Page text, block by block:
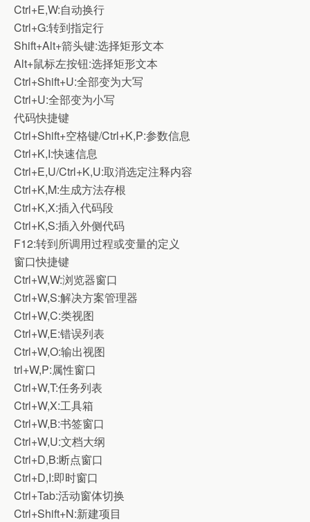
Ctrl+E,W:自动换行
Ctrl+G:转到指定行
Shift+Alt+箭头键:选择矩形文本
Alt+鼠标左按钮:选择矩形文本
Ctrl+Shift+U:全部变为大写
Ctrl+U:全部变为小写
代码快捷键
Ctrl+Shift+空格键/Ctrl+K,P:参数信息
Ctrl+K,I:快速信息
Ctrl+E,U/Ctrl+K,U:取消选定注释内容
Ctrl+K,M:生成方法存根
Ctrl+K,X:插入代码段
Ctrl+K,S:插入外侧代码
F12:转到所调用过程或变量的定义
窗口快捷键
Ctrl+W,W:浏览器窗口
Ctrl+W,S:解决方案管理器
Ctrl+W,C:类视图
Ctrl+W,E:错误列表
Ctrl+W,O:输出视图
trl+W,P:属性窗口
Ctrl+W,T:任务列表
Ctrl+W,X:工具箱
Ctrl+W,B:书签窗口
Ctrl+W,U:文档大纲
Ctrl+D,B:断点窗口
Ctrl+D,I:即时窗口
Ctrl+Tab:活动窗体切换
Ctrl+Shift+N:新建项目